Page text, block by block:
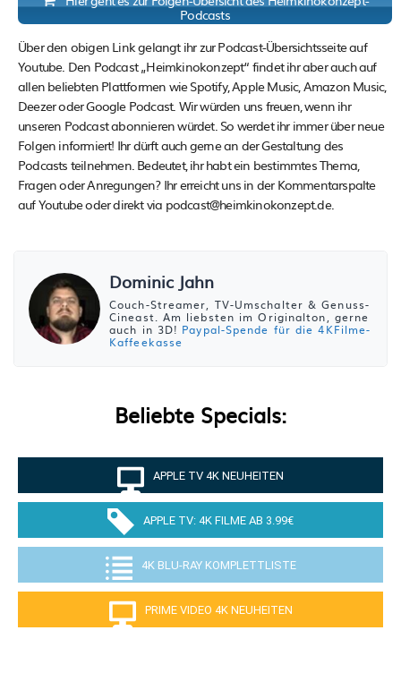
Podcasts
Über den obigen Link gelangt ihr zur Podcast-Übersichtsseite auf
Youtube. Den Podcast „Heimkinokonzept“ findet ihr aber auch auf
allen beliebten Plattformen wie Spotify, Apple Music, Amazon Music,
Deezer oder Google Podcast. Wir würden uns freuen, wenn ihr
unseren Podcast abonnieren würdet. So werdet ihr immer über neue
Folgen informiert! Ihr dürft auch gerne an der Gestaltung des
Podcasts teilnehmen. Bedeutet, ihr habt ein bestimmtes Thema,
Fragen oder Anregungen? Ihr erreicht uns in der Kommentarspalte
auf Youtube oder direkt via podcast@heimkinokonzept.de.
Dominic Jahn
Couch-Streamer, TV-Umschalter & Genuss-
Cineast. Am liebsten im Originalton, gerne
auch in 3D! Paypal-Spende für die 4KFilme-
Kaffeekasse
Beliebte Specials:
APPLE TV 4K NEUHEITEN
APPLE TV: 4K FILME AB 3.99€
4K BLU-RAY KOMPLETTLISTE
PRIME VIDEO 4K NEUHEITEN